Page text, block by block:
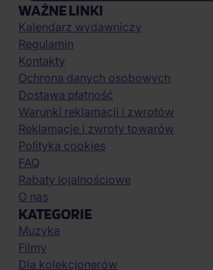
WAŻNE LINKI
Kalendarz wydawniczy
Regulamin
Kontakty
Ochrona danych osobowych
Dostawa płatność
Warunki reklamacji i zwrotów
Reklamacje i zwroty towarów
Polityka cookies
FAQ
Rabaty lojalnościowe
O nas
KATEGORIE
Muzyka
Filmy
Dla kolekcjonerów